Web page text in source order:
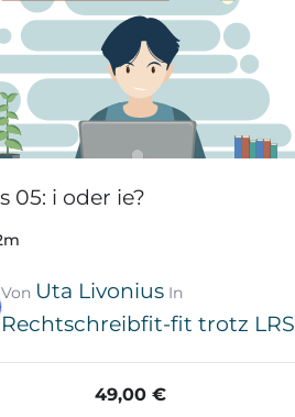
05: i oder ie?
Von Uta LivoniusIn
Rechtschreibfit-fit trotz LRS
49,00 €